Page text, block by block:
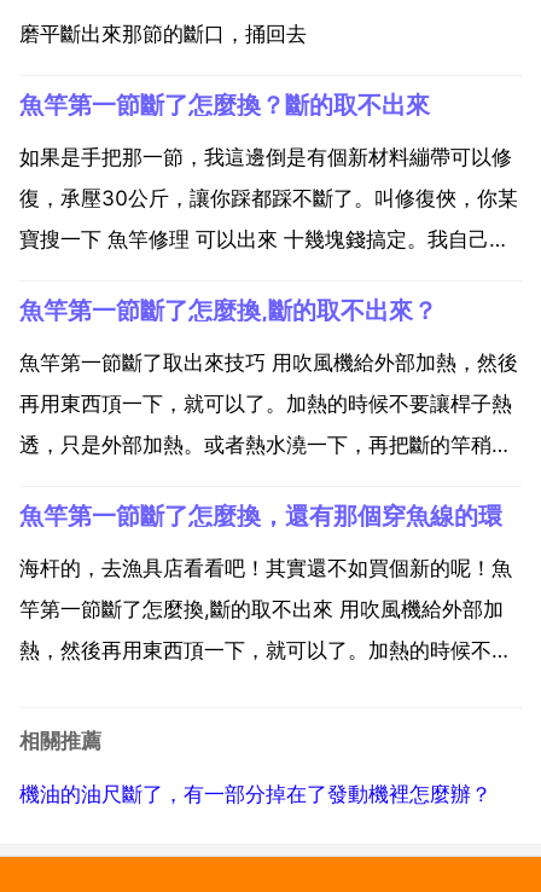
磨平斷出來那節的斷口，捅回去
魚竿第一節斷了怎麼換？斷的取不出來
如果是手把那一節，我這邊倒是有個新材料繃帶可以修
復，承壓30公斤，讓你踩都踩不斷了。叫修復俠，你某
寶搜一下 魚竿修理 可以出來 十幾塊錢搞定。我自己用
修復俠萬能修復帶吧，簡單纏繞就能幫你修復好，免去
配節的麻煩。魚竿第一節斷了怎麼換,斷的取不出來 用
吹...
魚竿第一節斷了怎麼換,斷的取不出來？
魚竿第一節斷了取出來技巧 用吹風機給外部加熱，然後
再用東西頂一下，就可以了。加熱的時候不要讓桿子熱
透，只是外部加熱。或者熱水澆一下，再把斷的竿稍打
斷的抵著輕輕頓幾下試試 魚竿的構造，都是第一節細，
然後慢慢的變粗。斷竿一般發生在第一節和第二節，甚
至第二節...
魚竿第一節斷了怎麼換，還有那個穿魚線的環
海杆的，去漁具店看看吧！其實還不如買個新的呢！魚
竿第一節斷了怎麼換,斷的取不出來 用吹風機給外部加
熱，然後再用東西頂一下，就可以了。加熱的時候不要
邊倒是有個新材料繃帶可以修復，承壓30公斤，讓你踩
相關推薦
機油的油尺斷了，有一部分掉在了發動機裡怎麼辦？